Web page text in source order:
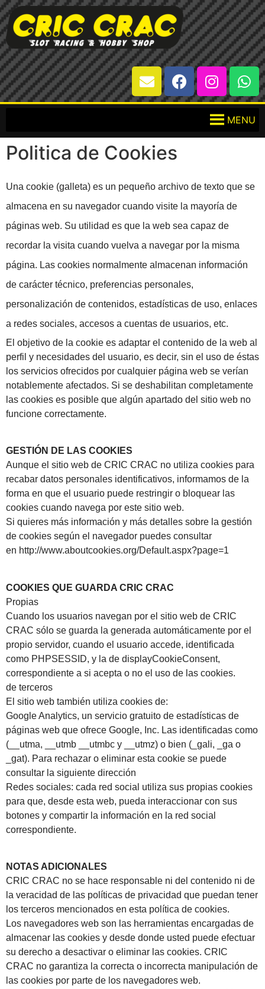
MENU
Politica de Cookies
Una cookie (galleta) es un pequeño archivo de texto que se
almacena en su navegador cuando visite la mayoría de
páginas web. Su utilidad es que la web sea capaz de
recordar la visita cuando vuelva a navegar por la misma
página. Las cookies normalmente almacenan información
de carácter técnico, preferencias personales,
personalización de contenidos, estadísticas de uso, enlaces
a redes sociales, accesos a cuentas de usuarios, etc.
El objetivo de la cookie es adaptar el contenido de la web al
perfil y necesidades del usuario, es decir, sin el uso de éstas
los servicios ofrecidos por cualquier página web se verían
notablemente afectados. Si se deshabilitan completamente
las cookies es posible que algún apartado del sitio web no
funcione correctamente.
GESTIÓN DE LAS COOKIES
Aunque el sitio web de CRIC CRAC no utiliza cookies para
recabar datos personales identificativos, informamos de la
forma en que el usuario puede restringir o bloquear las
cookies cuando navega por este sitio web.
Si quieres más información y más detalles sobre la gestión
de cookies según el navegador puedes consultar
en http://www.aboutcookies.org/Default.aspx?page=1
COOKIES QUE GUARDA CRIC CRAC
Propias
Cuando los usuarios navegan por el sitio web de CRIC
CRAC sólo se guarda la generada automáticamente por el
propio servidor, cuando el usuario accede, identificada
como PHPSESSID, y la de displayCookieConsent,
correspondiente a si acepta o no el uso de las cookies.
de terceros
El sitio web también utiliza cookies de:
Google Analytics, un servicio gratuito de estadísticas de
páginas web que ofrece Google, Inc. Las identificadas como
(__utma, __utmb __utmbc y __utmz) o bien (_gali, _ga o
_gat). Para rechazar o eliminar esta cookie se puede
consultar la siguiente dirección
Redes sociales: cada red social utiliza sus propias cookies
para que, desde esta web, pueda interaccionar con sus
botones y compartir la información en la red social
correspondiente.
NOTAS ADICIONALES
CRIC CRAC no se hace responsable ni del contenido ni de
la veracidad de las políticas de privacidad que puedan tener
los terceros mencionados en esta política de cookies.
Los navegadores web son las herramientas encargadas de
almacenar las cookies y desde donde usted puede efectuar
su derecho a desactivar o eliminar las cookies. CRIC
CRAC no garantiza la correcta o incorrecta manipulación de
las cookies por parte de los navegadores web.